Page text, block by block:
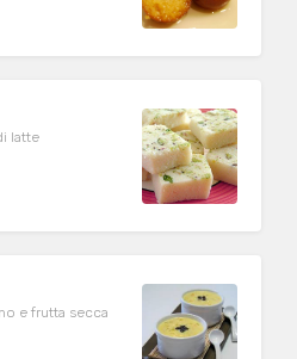
latte
e frutta secca